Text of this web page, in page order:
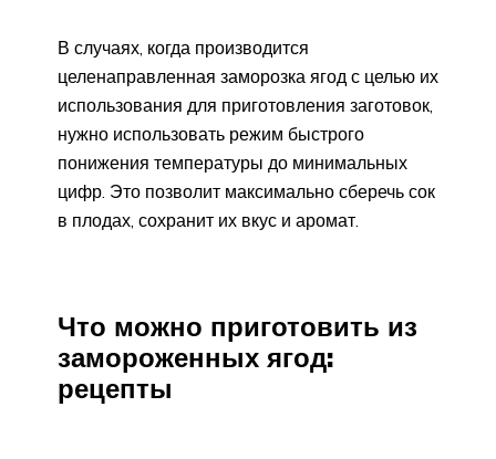
В случаях, когда производится
целенаправленная заморозка ягод с целью их
использования для приготовления заготовок,
нужно использовать режим быстрого
понижения температуры до минимальных
цифр. Это позволит максимально сберечь сок
в плодах, сохранит их вкус и аромат.
Что можно приготовить из
замороженных ягод:
рецепты